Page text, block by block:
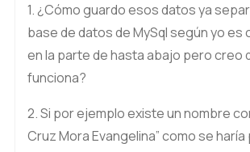
1. ¿Cómo guardo esos datos ya
base de datos de MySql según yo es
en la parte de hasta abajo pero creo
funciona?
2. Si por ejemplo existe un nombre
Cruz Mora Evangelina” como se haría